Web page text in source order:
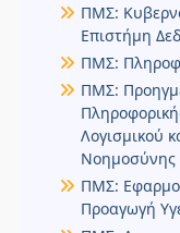
ΠΜΣ:
Επιστήμη
ΠΜΣ:
ΠΜΣ:
Λογισμικού
Νοημοσύνης
ΠΜΣ:
Προαγωγή